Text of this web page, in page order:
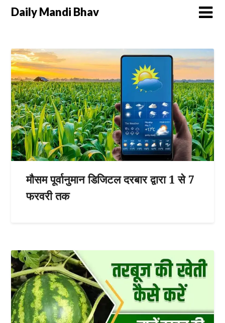
Daily Mandi Bhav
मौसम पूर्वानुमान डिजिटल दरबार द्वारा 1 से 7
फरवरी तक